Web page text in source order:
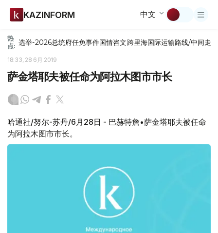
KAZINFORM 中文
热
点: 选举-2026总统府任免事件国情咨文跨里海国际运输路线/中间走廊
18:33, 28 6月 2019
萨金塔耶夫被任命为阿拉木图市市长
哈通社/努尔-苏丹/6月28日 - 巴赫特詹•萨金塔耶夫被任命
为阿拉木图市市长。